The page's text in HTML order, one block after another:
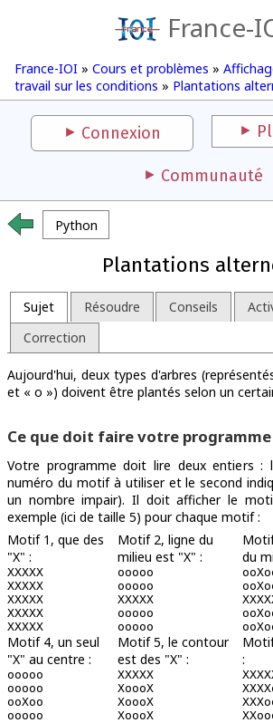
France-
France-IOI » Cours et problèmes »
travail sur les conditions » Plantations
Connexion
Communauté
Python
Plantations
Sujet Résoudre Conseils
Correction
Aujourd'hui, deux types d'arbres
et « o ») doivent être plantés selon un
Ce que doit faire votre programme
Votre programme doit lire deux entiers :
numéro du motif à utiliser et le second
un nombre impair). Il doit afficher le
exemple (ici de taille 5) pour chaque motif :
Motif 1, que des
"X" :
XXXXX
XXXXX
XXXXX
XXXXX
Motif 2, ligne du
milieu est "X" :
ooooo
ooooo
XXXXX
ooooo
du
Motif 4, un seul
"X" au centre :
ooooo
ooooo
ooXoo
ooooo
Motif 5, le contour
est des "X" :
XXXXX
XoooX
XoooX
XoooX
: